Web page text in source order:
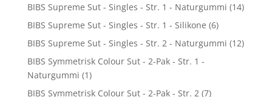
BIBS Supreme Sut - Singles - Str. 1 - Naturgummi (14)
BIBS Supreme Sut - Singles - Str. 1 - Silikone (6)
BIBS Supreme Sut - Singles - Str. 2 - Naturgummi (12)
BIBS Symmetrisk Colour Sut - 2-Pak - Str. 1 -
Naturgummi (1)
BIBS Symmetrisk Colour Sut - 2-Pak - Str. 2 (7)